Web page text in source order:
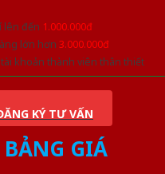
lên đến 1.000.000đ
lớn hơn 3.000.000đ
khoản thành viên thân thiết
KÝ TƯ VẤN
GIÁ